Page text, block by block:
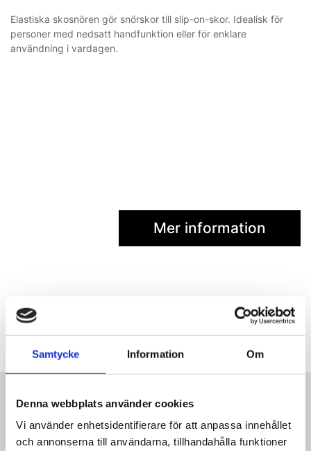
Samtycke Information Om
Denna webbplats använder cookies
Vi använder enhetsidentifierare för att anpassa innehållet
och annonserna till användarna, tillhandahålla funktioner
Elastiska skosnören gör snörskor till slip-on-skor. Idealisk för
personer med nedsatt handfunktion eller för enklare
användning i vardagen.
Mer information